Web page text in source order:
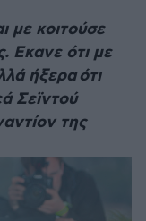
με κοιτούσε
Εκανε ότι με
ήξερα ότι
Σεϊντού
της